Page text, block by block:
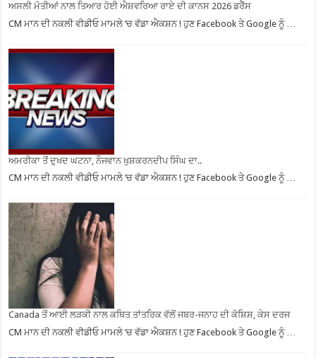
ਅਸਲੀ ਮੋਤੀਆਂ ਨਾਲ ਤਿਆਰ ਹੋਈ ਐਸ਼ਵਰਿਆ ਰਾਏ ਦੀ ਕਾਨਸ 2026 ਡਰੈੱਸ
CM ਮਾਨ ਦੀ ਨਕਲੀ ਵੀਡੀਓ ਮਾਮਲੇ ‘ਚ ਵੱਡਾ ਐਕਸ਼ਨ ! ਹੁਣ Facebook ਤੇ Google ਨੂੰ …
ਅਮਰੀਕਾ ਤੋਂ ਦੁਖਦ ਘਟਨਾ, ਨੌਜਵਾਨ ਖੁਸ਼ਕਰਨਦੀਪ ਸਿੰਘ ਦਾ..
CM ਮਾਨ ਦੀ ਨਕਲੀ ਵੀਡੀਓ ਮਾਮਲੇ ‘ਚ ਵੱਡਾ ਐਕਸ਼ਨ ! ਹੁਣ Facebook ਤੇ Google ਨੂੰ …
Canada ਤੋਂ ਆਈ ਲੜਕੀ ਨਾਲ ਕਥਿਤ ਤਾਂਤਰਿਕ ਵੱਲੋਂ ਜਬਰ-ਜਨਾਹ ਦੀ ਕੋਸ਼ਿਸ਼, ਕੇਸ ਦਰਜ
CM ਮਾਨ ਦੀ ਨਕਲੀ ਵੀਡੀਓ ਮਾਮਲੇ ‘ਚ ਵੱਡਾ ਐਕਸ਼ਨ ! ਹੁਣ Facebook ਤੇ Google ਨੂੰ …